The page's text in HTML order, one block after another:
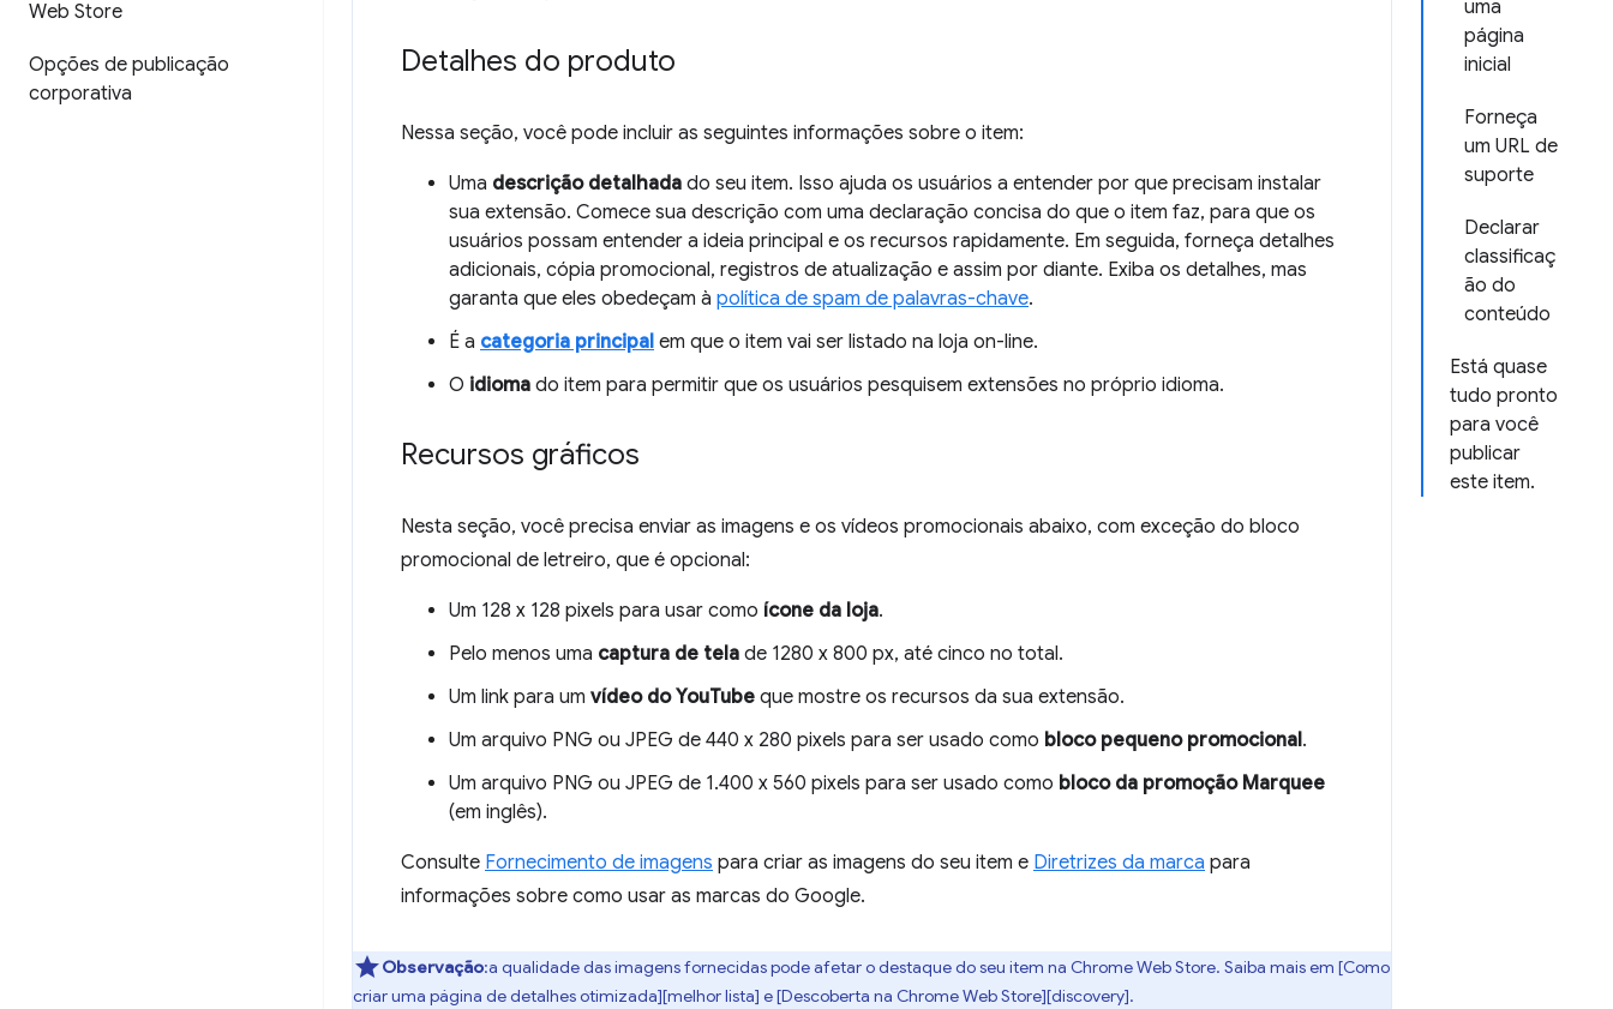
Web Store
Opções de publicação
corporativa
uma
página
inicial
Forneça
um URL de
suporte
Declarar
classificaç
ão do
conteúdo
Está quase
tudo pronto
para você
publicar
este item.
Detalhes do produto
Nessa seção, você pode incluir as seguintes informações sobre o item:
Uma descrição detalhada do seu item. Isso ajuda os usuários a entender por que precisam instalar
sua extensão. Comece sua descrição com uma declaração concisa do que o item faz, para que os
usuários possam entender a ideia principal e os recursos rapidamente. Em seguida, forneça detalhes
adicionais, cópia promocional, registros de atualização e assim por diante. Exiba os detalhes, mas
garanta que eles obedeçam à política de spam de palavras-chave.
É a categoria principal em que o item vai ser listado na loja on-line.
O idioma do item para permitir que os usuários pesquisem extensões no próprio idioma.
Recursos gráficos
Nesta seção, você precisa enviar as imagens e os vídeos promocionais abaixo, com exceção do bloco
promocional de letreiro, que é opcional:
Um 128 x 128 pixels para usar como ícone da loja.
Pelo menos uma captura de tela de 1280 x 800 px, até cinco no total.
Um link para um vídeo do YouTube que mostre os recursos da sua extensão.
Um arquivo PNG ou JPEG de 440 x 280 pixels para ser usado como bloco pequeno promocional.
Um arquivo PNG ou JPEG de 1.400 x 560 pixels para ser usado como bloco da promoção Marquee
(em inglês).
Consulte Fornecimento de imagens para criar as imagens do seu item e Diretrizes da marca para
informações sobre como usar as marcas do Google.
Observação:a qualidade das imagens fornecidas pode afetar o destaque do seu item na Chrome Web Store. Saiba mais em [Como
criar uma página de detalhes otimizada][melhor lista] e [Descoberta na Chrome Web Store][discovery].